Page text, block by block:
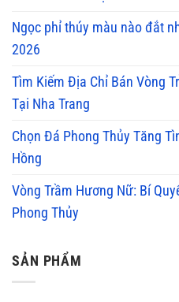
Ngọc phỉ thúy màu nào đắt
2026
Tìm Kiếm Địa Chỉ Bán Vòng
Tại Nha Trang
Chọn Đá Phong Thủy Tăng
Hồng
Vòng Trầm Hương Nữ: Bí
Phong Thủy
SẢN PHẨM